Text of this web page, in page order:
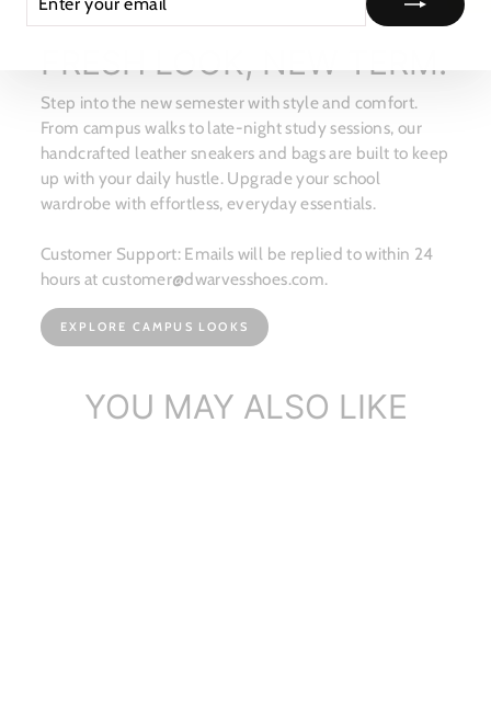
FRESH LOOK, NEW TERM.
Step into the new semester with style and comfort.
From campus walks to late-night study sessions, our
handcrafted leather sneakers and bags are built to keep
up with your daily hustle. Upgrade your school
wardrobe with effortless, everyday essentials.
Customer Support: Emails will be replied to within 24
hours at customer@dwarvesshoes.com.
EXPLORE CAMPUS LOOKS
YOU MAY ALSO LIKE
YOUR
EMAIL